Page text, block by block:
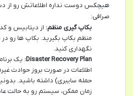
هیچکس دوست نداره اطلاعاتش رو از
صرافی:
بکاپ گیری منظم: از دیتابیس و
منظم بکاپ بگیرید. بکاپ ها رو
نگهداری کنید.
Disaster Recovery Plan: یک
اطلاعات در صورت بروز حوادث
حمله سایبری) داشته باشید.
زمان ممکن، سیستم رو به حالت